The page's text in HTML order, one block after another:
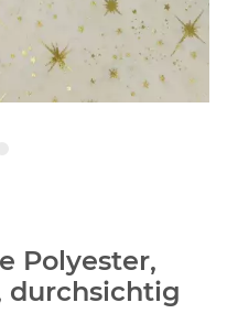
Polyester,
durchsichtig